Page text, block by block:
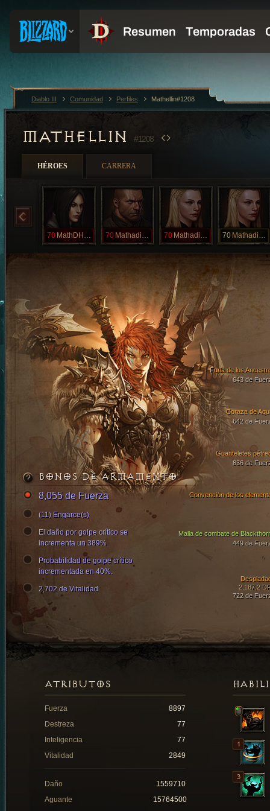
MATHELLIN #1208
HÉROES CARRERA
70 MathDHHCg 70 MathadinHCS 70 MathadinHCg 70 MathadinSC
Coraza de
642 de
Guanteletes
836 de
Furia de los
643 de
Malla de combate de
449 de
2,187.2
722 de
Convención de los
BONOS DE ARMAMENTO
8,055 de Fuerza
(11) Engarce(s)
El daño por golpe crítico se
incrementa un 389%
Probabilidad de golpe crítico
incrementada en 40%.
2,702 de Vitalidad
ATRIBUTOS
Fuerza
8897
Destreza
77
Inteligencia
77
Vitalidad
2849
Daño
1559710
Aguante
15764500
Diablo III Comunidad Perfiles Mathellin#1208